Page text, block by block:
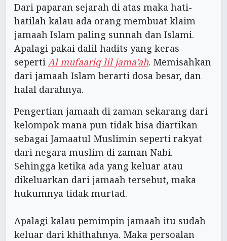
Dari paparan sejarah di atas maka hati-
hatilah kalau ada orang membuat klaim
jamaah Islam paling sunnah dan Islami.
Apalagi pakai dalil hadits yang keras
seperti Al mufaariq lil jama’ah. Memisahkan
dari jamaah Islam berarti dosa besar, dan
halal darahnya.
Pengertian jamaah di zaman sekarang dari
kelompok mana pun tidak bisa diartikan
sebagai Jamaatul Muslimin seperti rakyat
dari negara muslim di zaman Nabi.
Sehingga ketika ada yang keluar atau
dikeluarkan dari jamaah tersebut, maka
hukumnya tidak murtad.
Apalagi kalau pemimpin jamaah itu sudah
keluar dari khithahnya. Maka persoalan